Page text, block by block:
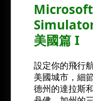
Simulator
美國篇 I
設定你的飛行
美國城市，細
德州的達拉斯